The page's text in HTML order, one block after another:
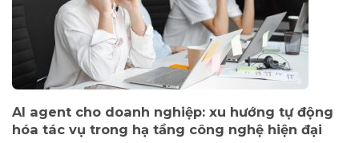
AI agent cho doanh nghiệp: xu hướng tự động
hóa tác vụ trong hạ tầng công nghệ hiện đại